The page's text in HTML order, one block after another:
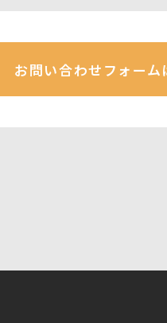
お問い合わせフォーム